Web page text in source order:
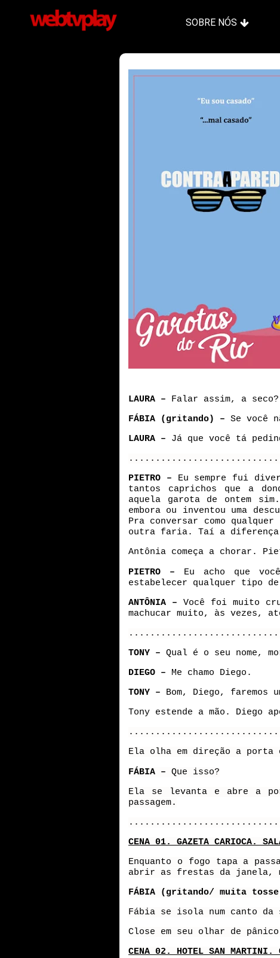
SOBRE NÓS
LAURA – Falar assim, a seco?
FÁBIA (gritando) – Se você
LAURA – Já que você tá
PIETRO – Eu sempre fui
tantos caprichos que a
aquela garota de ontem
embora ou inventou uma
Pra conversar como
outra faria. Taí a diferença
Antônia começa a chorar.
PIETRO – Eu acho que
estabelecer qualquer tipo
ANTÔNIA – Você foi muito
machucar muito, às vezes,
TONY – Qual é o seu nome,
DIEGO – Me chamo Diego.
TONY – Bom, Diego, faremos
Tony estende a mão. Diego
Ela olha em direção a porta
FÁBIA – Que isso?
Ela se levanta e abre a
passagem.
CENA 01. GAZETA CARIOCA.
Enquanto o fogo tapa a
abrir as frestas da janela,
FÁBIA (gritando/ muita
Fábia se isola num canto
Close em seu olhar de
CENA 02. HOTEL SAN MARTINI.